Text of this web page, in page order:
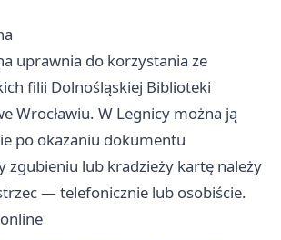
uprawnia do korzystania ze
filii Dolnośląskiej Biblioteki
Wrocławiu. W Legnicy można ją
po okazaniu dokumentu
zgubieniu lub kradzieży kartę należy
— telefonicznie lub osobiście.